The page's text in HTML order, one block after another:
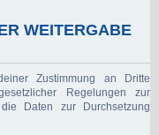
WEITERGABE
Zustimmung an Dritte
Regelungen zur
Daten zur Durchsetzung